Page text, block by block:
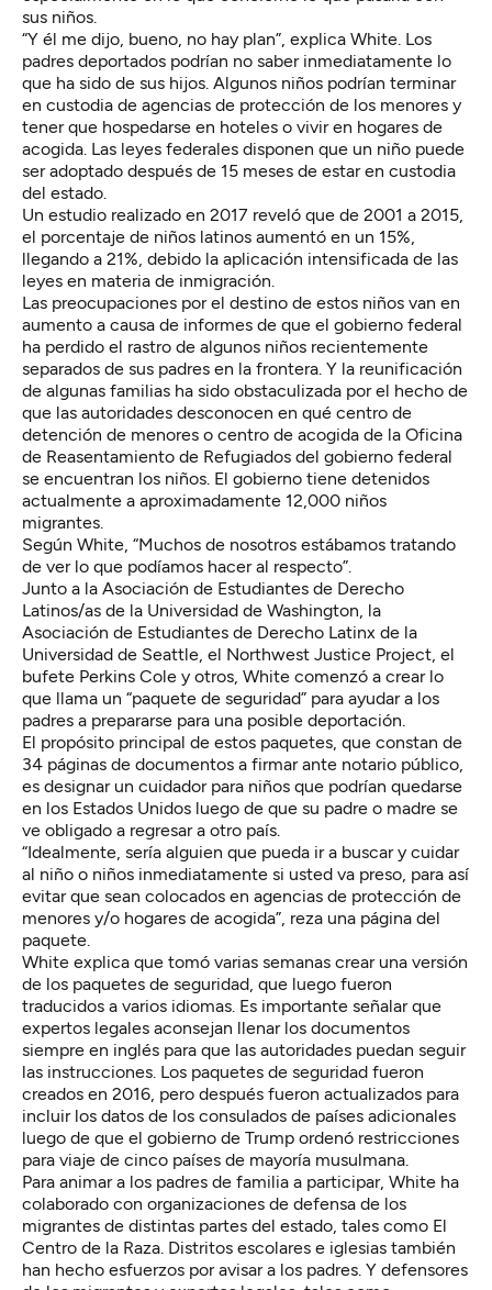
sus niños.
“Y él me dijo, bueno, no hay plan”, explica White. Los
padres deportados podrían no saber inmediatamente lo
que ha sido de sus hijos. Algunos niños podrían terminar
en custodia de agencias de protección de los menores y
tener que hospedarse en hoteles o vivir en hogares de
acogida. Las leyes federales disponen que un niño puede
ser adoptado después de 15 meses de estar en custodia
del estado.
Un estudio realizado en 2017 reveló que de 2001 a 2015,
el porcentaje de niños latinos aumentó en un 15%,
llegando a 21%, debido la aplicación intensificada de las
leyes en materia de inmigración.
Las preocupaciones por el destino de estos niños van en
aumento a causa de informes de que el gobierno federal
ha perdido el rastro de algunos niños recientemente
separados de sus padres en la frontera. Y la reunificación
de algunas familias ha sido obstaculizada por el hecho de
que las autoridades desconocen en qué centro de
detención de menores o centro de acogida de la Oficina
de Reasentamiento de Refugiados del gobierno federal
se encuentran los niños. El gobierno tiene detenidos
actualmente a aproximadamente 12,000 niños
migrantes.
Según White, “Muchos de nosotros estábamos tratando
de ver lo que podíamos hacer al respecto”.
Junto a la Asociación de Estudiantes de Derecho
Latinos/as de la Universidad de Washington, la
Asociación de Estudiantes de Derecho Latinx de la
Universidad de Seattle, el Northwest Justice Project, el
bufete Perkins Cole y otros, White comenzó a crear lo
que llama un “paquete de seguridad” para ayudar a los
padres a prepararse para una posible deportación.
El propósito principal de estos paquetes, que constan de
34 páginas de documentos a firmar ante notario público,
es designar un cuidador para niños que podrían quedarse
en los Estados Unidos luego de que su padre o madre se
ve obligado a regresar a otro país.
“Idealmente, sería alguien que pueda ir a buscar y cuidar
al niño o niños inmediatamente si usted va preso, para así
evitar que sean colocados en agencias de protección de
menores y/o hogares de acogida”, reza una página del
paquete.
White explica que tomó varias semanas crear una versión
de los paquetes de seguridad, que luego fueron
traducidos a varios idiomas. Es importante señalar que
expertos legales aconsejan llenar los documentos
siempre en inglés para que las autoridades puedan seguir
las instrucciones. Los paquetes de seguridad fueron
creados en 2016, pero después fueron actualizados para
incluir los datos de los consulados de países adicionales
luego de que el gobierno de Trump ordenó restricciones
para viaje de cinco países de mayoría musulmana.
Para animar a los padres de familia a participar, White ha
colaborado con organizaciones de defensa de los
migrantes de distintas partes del estado, tales como El
Centro de la Raza. Distritos escolares e iglesias también
han hecho esfuerzos por avisar a los padres. Y defensores